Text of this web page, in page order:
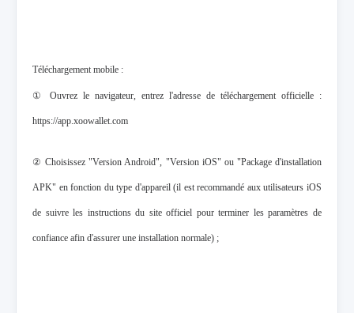
Téléchargement mobile :
① Ouvrez le navigateur, entrez l'adresse de téléchargement officielle :
https://app.xoowallet.com
② Choisissez "Version Android", "Version iOS" ou "Package d'installation
APK" en fonction du type d'appareil (il est recommandé aux utilisateurs iOS
de suivre les instructions du site officiel pour terminer les paramètres de
confiance afin d'assurer une installation normale) ;